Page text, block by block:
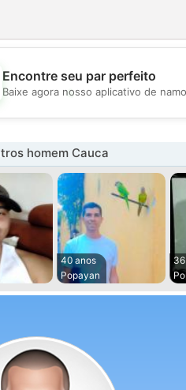
💖
Encontre seu par perfeito
Baixe agora nosso aplicativo de
homem Cauca
40 anos
Popayan